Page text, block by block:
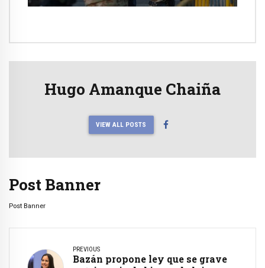
Hugo Amanque Chaiña
VIEW ALL POSTS
Post Banner
Post Banner
PREVIOUS
Bazán propone ley que se grave